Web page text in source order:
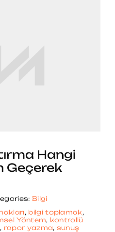
Hangi
Geçerek
Bilgi
, bilgi toplamak,
Yöntem, kontrollü
, rapor yazma, sunuş